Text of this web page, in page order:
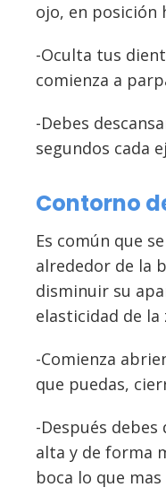
ojo, en posición
-Oculta tus
comienza a
-Debes
segundos cada
Contorno
Es común que
alrededor de la
disminuir su
elasticidad de la
-Comienza
que puedas,
-Después debes
alta y de forma
boca lo que